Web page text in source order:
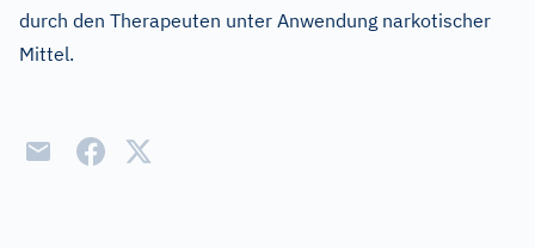
durch den Therapeuten unter Anwendung narkotischer
Mittel.